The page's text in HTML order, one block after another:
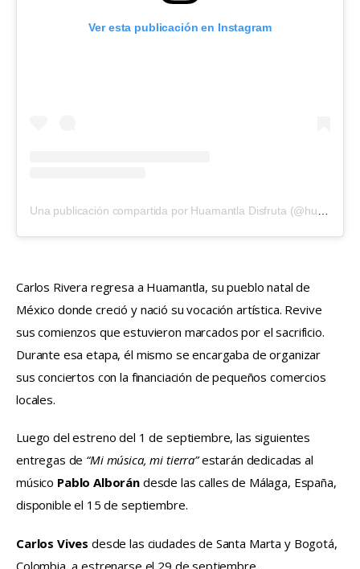
Ver esta publicación en Instagram
Una publicación compartida por Huamantla Disfruta (@huamantladisfruta)
Carlos Rivera regresa a Huamantla, su pueblo natal de
México donde creció y nació su vocación artística. Revive
sus comienzos que estuvieron marcados por el sacrificio.
Durante esa etapa, él mismo se encargaba de organizar
sus conciertos con la financiación de pequeños comercios
locales.
Luego del estreno del 1 de septiembre, las siguientes
entregas de “Mi música, mi tierra” estarán dedicadas al
músico Pablo Alborán desde las calles de Málaga, España,
disponible el 15 de septiembre.
Carlos Vives desde las ciudades de Santa Marta y Bogotá,
Colombia, a estrenarse el 29 de septiembre.